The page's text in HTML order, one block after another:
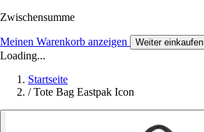
Zwischensumme
Meinen Warenkorb anzeigen Weiter einkaufen
Loading...
Startseite
/ Tote Bag Eastpak Icon